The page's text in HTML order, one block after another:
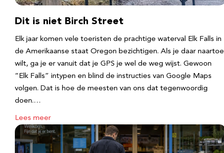
Dit is niet Birch Street
Elk jaar komen vele toeristen de prachtige waterval Elk Falls in
de Amerikaanse staat Oregon bezichtigen. Als je daar naartoe
wilt, ga je er vanuit dat je GPS je wel de weg wijst. Gewoon
“Elk Falls” intypen en blind de instructies van Google Maps
volgen. Dat is hoe de meesten van ons dat tegenwoordig
doen.…
Lees meer